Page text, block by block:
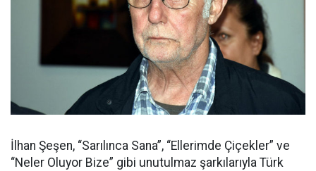
İlhan Şeşen, “Sarılınca Sana”, “Ellerimde Çiçekler” ve
“Neler Oluyor Bize” gibi unutulmaz şarkılarıyla Türk